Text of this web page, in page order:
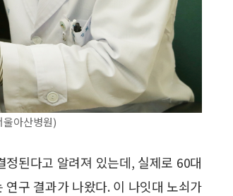
아산병원)
정된다고 알려져 있는데, 실제로 60대
구 결과가 나왔다. 이 나잇대 노쇠가